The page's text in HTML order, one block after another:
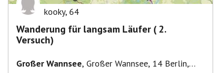
kooky, 64
Wanderung für langsam Läufer ( 2.
Versuch)
Großer Wannsee, Großer Wannsee, 14 Berlin,